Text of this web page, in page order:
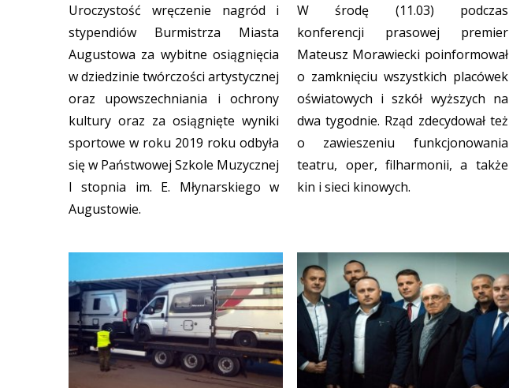
Uroczystość wręczenie nagród i
stypendiów Burmistrza Miasta
Augustowa za wybitne osiągnięcia
w dziedzinie twórczości artystycznej
oraz upowszechniania i ochrony
kultury oraz za osiągnięte wyniki
sportowe w roku 2019 roku odbyła
się w Państwowej Szkole Muzycznej
I stopnia im. E. Młynarskiego w
Augustowie.
W środę (11.03) podczas
konferencji prasowej premier
Mateusz Morawiecki poinformował
o zamknięciu wszystkich placówek
oświatowych i szkół wyższych na
dwa tygodnie. Rząd zdecydował też
o zawieszeniu funkcjonowania
teatru, oper, filharmonii, a także
kin i sieci kinowych.